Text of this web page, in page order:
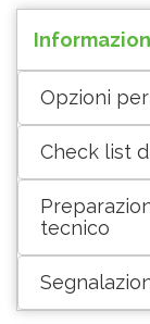
Opzioni
Check list
tecnico